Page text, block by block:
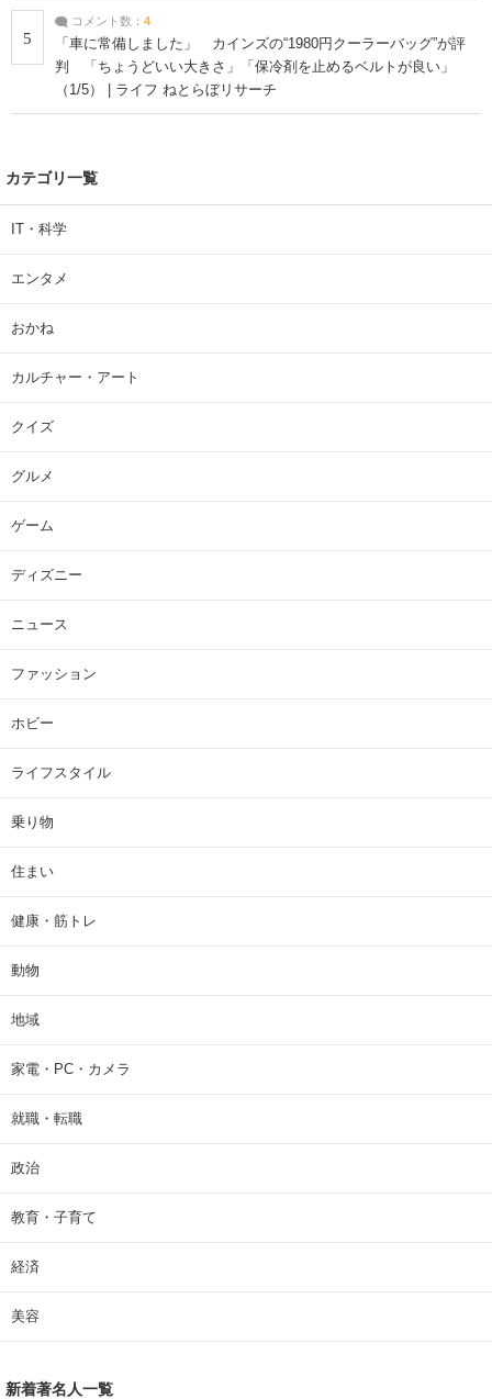
5
コメント数： 4
「車に常備しました」 カインズの“1980円クーラーバッグ”が評
判 「ちょうどいい大きさ」「保冷剤を止めるベルトが良い」
（1/5） | ライフ ねとらぼリサーチ
カテゴリ一覧
IT・科学
エンタメ
おかね
カルチャー・アート
クイズ
グルメ
ゲーム
ディズニー
ニュース
ファッション
ホビー
ライフスタイル
乗り物
住まい
健康・筋トレ
動物
地域
家電・PC・カメラ
就職・転職
政治
教育・子育て
経済
美容
新着著名人一覧